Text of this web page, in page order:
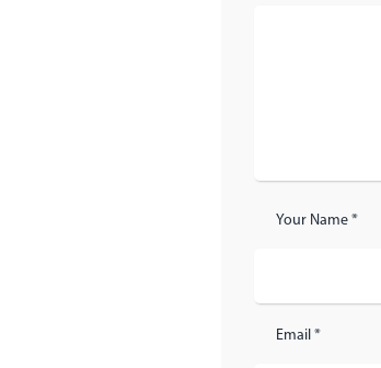
Your Name *
Email *